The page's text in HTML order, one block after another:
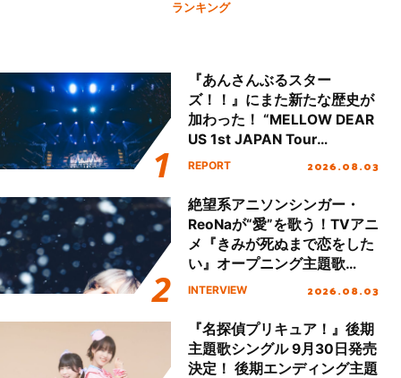
ランキング
『あんさんぶるスター
ズ！！』にまた新たな歴史が
加わった！ “MELLOW DEAR
US 1st JAPAN Tour
Final「NICE to meet YOU
ート!!
REPORT 2026.08.03
絶望系アニソンシンガー・
ReoNaが“愛”を歌う！TVアニ
メ『きみが死ぬまで恋をした
い』オープニング主題歌
「Amore」インタビュー
INTERVIEW 2026.08.03
『名探偵プリキュア！』後期
主題歌シングル 9月30日発売
決定！ 後期エンディング主題